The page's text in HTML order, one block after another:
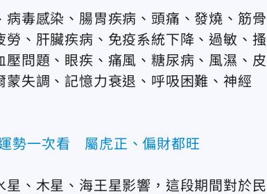
毒感染、腸胃疾病、頭痛、發燒、筋骨
、肝臟疾病、免疫系統下降、過敏、搔
問題、眼疾、痛風、糖尿病、風濕、皮
失調、記憶力衰退、呼吸困難、神經
勢一次看 屬虎正、偏財都旺
、木星、海王星影響，這段期間對於民